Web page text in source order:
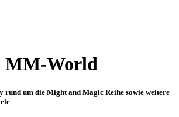
MM-World
rund um die Might and Magic Reihe sowie weitere